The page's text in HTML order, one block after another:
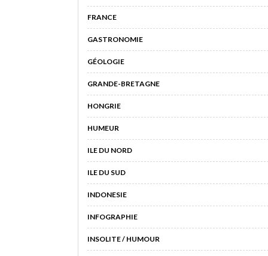
FRANCE
GASTRONOMIE
GÉOLOGIE
GRANDE-BRETAGNE
HONGRIE
HUMEUR
ILE DU NORD
ILE DU SUD
INDONESIE
INFOGRAPHIE
INSOLITE / HUMOUR